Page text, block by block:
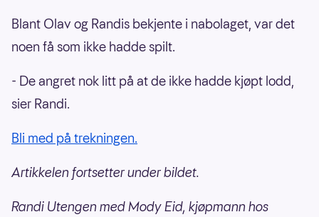
Blant Olav og Randis bekjente i nabolaget, var det
noen få som ikke hadde spilt.
- De angret nok litt på at de ikke hadde kjøpt lodd,
sier Randi.
Bli med på trekningen.
Artikkelen fortsetter under bildet.
Randi Utengen med Mody Eid, kjøpmann hos